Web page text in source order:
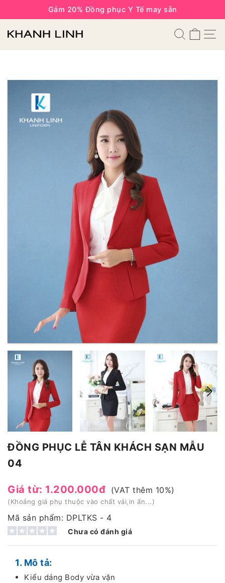
Gảm 20% Đồng phục Y Tế may sẵn
ĐỒNG PHỤC LỄ TÂN KHÁCH SẠN MẪU
04
Giá từ: 1.200.000đ (VAT thêm 10%)
(Khoảng giá phụ thuộc vào chất vải,in ấn...)
Mã sản phẩm: DPLTKS - 4
Chưa có đánh giá
1. Mô tả:
Kiểu dáng Body vừa vặn